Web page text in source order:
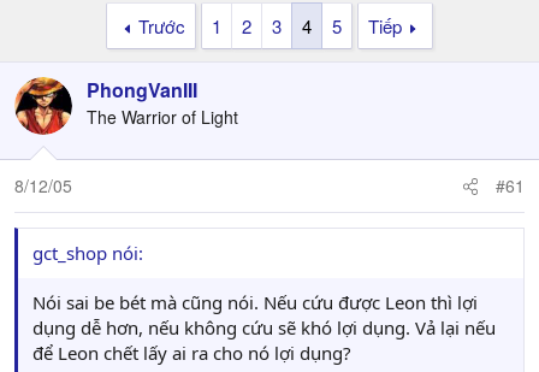
Trước 1 2 3 4 5 Tiếp
PhongVanIII
The Warrior of Light
8/12/05 #61
gct_shop nói:
Nói sai be bét mà cũng nói. Nếu cứu được Leon thì lợi
dụng dễ hơn, nếu không cứu sẽ khó lợi dụng. Vả lại nếu
để Leon chết lấy ai ra cho nó lợi dụng?